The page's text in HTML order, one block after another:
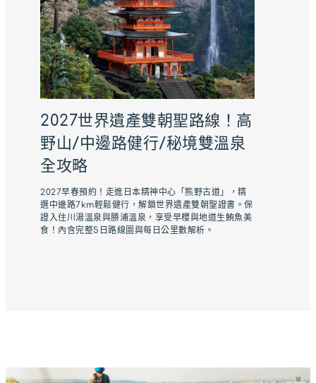
2027世界遺產雙朝聖路線！高
野山/中邊路健行/秘境雙溫泉
全攻略
2027早春預約！走進日本精神中心「熊野古道」，精
選中邊路7km輕鬆健行，解鎖世界遺產雙朝聖證書。保
證入住川湯溫泉與勝浦溫泉，享受早櫻與地道生鮪魚美
食！內含完整5日路線圖與每日公里數解析。